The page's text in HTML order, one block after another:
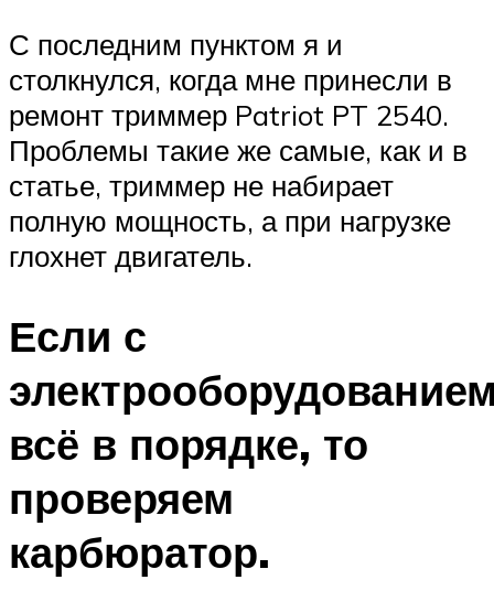
С последним пунктом я и
столкнулся, когда мне принесли в
ремонт триммер Patriot PT 2540.
Проблемы такие же самые, как и в
статье, триммер не набирает
полную мощность, а при нагрузке
глохнет двигатель.
Если с
всё в порядке, то
проверяем
карбюратор.